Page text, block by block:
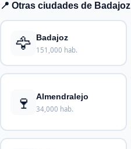
📍 Otras ciudades de Badajoz
🦅 Badajoz
151,000 hab.
🍷 Almendralejo
34,000 hab.